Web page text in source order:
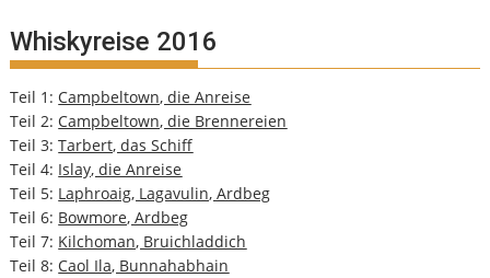
Whiskyreise 2016
Teil 1: Campbeltown, die Anreise
Teil 2: Campbeltown, die Brennereien
Teil 3:Tarbert, das Schiff
Teil 4: Islay, die Anreise
Teil 5: Laphroaig, Lagavulin, Ardbeg
Teil 6: Bowmore, Ardbeg
Teil 7: Kilchoman, Bruichladdich
Teil 8: Caol Ila, Bunnahabhain